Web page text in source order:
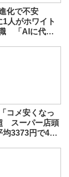
化で不安
人がホワイト
「AIに代替
コメ安くなっ
スーパー店頭
均3373円で4週